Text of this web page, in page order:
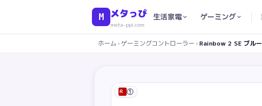
M メタっぴ
meta-ppi.com
生活家電 ゲーミング
ホーム › ゲーミングコントローラー › Rainbow 2 SE ブルー
R ①